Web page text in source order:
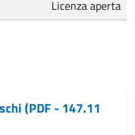
Licenza aperta
(PDF - 147.11